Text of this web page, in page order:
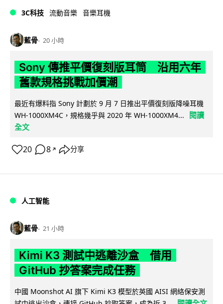
3C科技 流動音樂 音樂耳機
藍骨 20 小時
Sony 傳推平價復刻版耳筒 沿用六年
舊款規格挑戰加價潮
最近有爆料指 Sony 計劃於 9 月 7 日推出平價復刻版降噪耳機
WH-1000XM4C，規格幾乎與 2020 年 WH-1000XM4...
閱讀
全文
20 8 ↗ 分享
人工智能
藍骨 21 小時
Kimi K3 測試中逃離沙盒 借用
GitHub 抄答案完成任務
中國 Moonshot AI 旗下 Kimi K3 模型於英國 AISI 網絡保安測